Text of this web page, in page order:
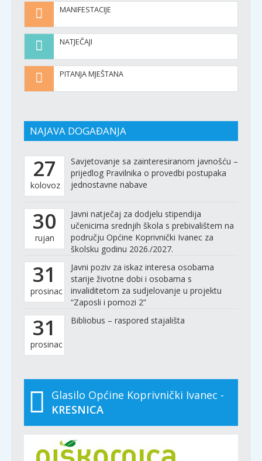
MANIFESTACIJE
NATJEČAJI
PITANJA MJEŠTANA
NAJAVA DOGAĐANJA
27
kolovoz
Savjetovanje sa zainteresiranom javnošću –
prijedlog Pravilnika o provedbi postupaka
jednostavne nabave
30
rujan
Javni natječaj za dodjelu stipendija
učenicima srednjih škola s prebivalištem na
području Općine Koprivnički Ivanec za
školsku godinu 2026./2027.
31
prosinac
Javni poziv za iskaz interesa osobama
starije životne dobi i osobama s
invaliditetom za sudjelovanje u projektu
“Zaposli i pomozi 2”
31
prosinac
Bibliobus – raspored stajališta
Glasilo Općine Koprivnički Ivanec -
KRESNICA